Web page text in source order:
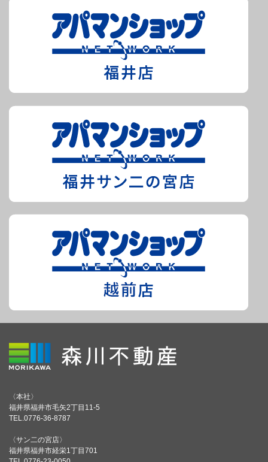
〈本社〉
福井県福井市毛矢2丁目11-5
TEL.0776-36-8787
〈サン二の宮店〉
福井県福井市経栄1丁目701